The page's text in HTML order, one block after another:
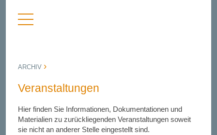
Menü
anzeigen
ARCHIV
Veranstaltungen
Hier finden Sie Informationen, Dokumentationen und
Materialien zu zurückliegenden Veranstaltungen soweit
sie nicht an anderer Stelle eingestellt sind.